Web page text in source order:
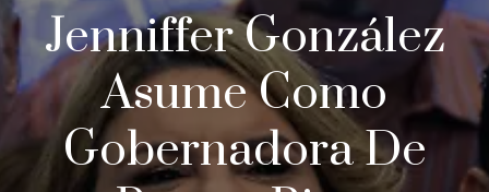
Jenniffer González
Asume Como
Gobernadora De